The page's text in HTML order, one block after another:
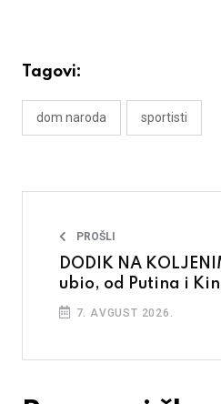
Tagovi:
dom naroda sportisti
PROŠLI
DODIK NA
ubio, od Putina i
7. AVGUST 2026.